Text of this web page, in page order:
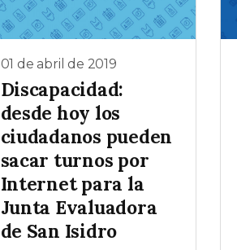
01 de abril de 2019
Discapacidad:
desde hoy los
ciudadanos pueden
sacar turnos por
Internet para la
Junta Evaluadora
de San Isidro